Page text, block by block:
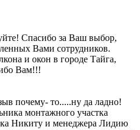
Спасибо за Ваш выбор,
Вами сотрудников.
и окон в городе Тайга,
Вам!!!
почему- то.....ну да ладно!
монтажного участка
Никиту и менеджера Лидию